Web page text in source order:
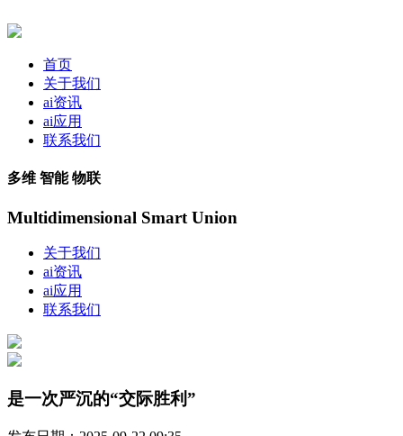
首页
关于我们
ai资讯
ai应用
联系我们
多维 智能 物联
Multidimensional Smart Union
关于我们
ai资讯
ai应用
联系我们
是一次严沉的“交际胜利”